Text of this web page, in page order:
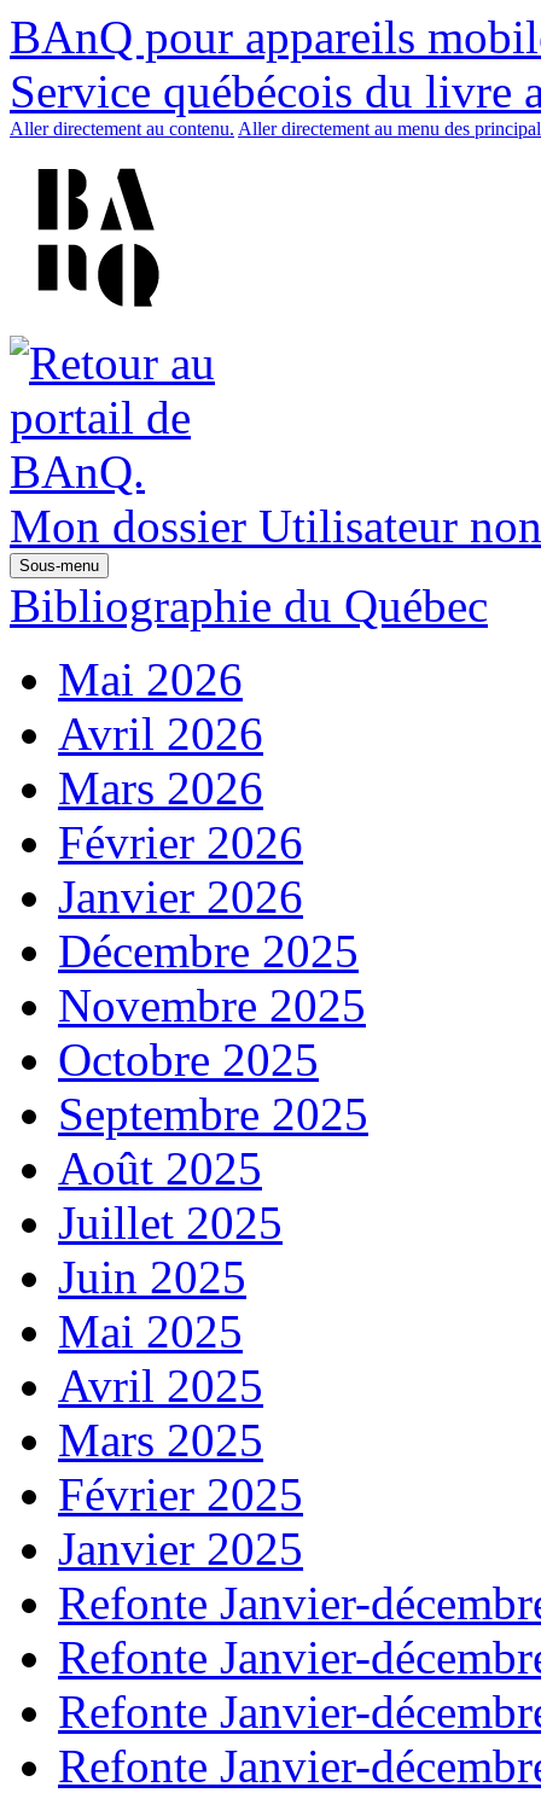
BAnQ pour appareils
Service québécois du livre
Aller directement au contenu. Aller directement au menu des
Mon dossier Utilisateur
Sous-menu
Bibliographie du Québec
Mai 2026
Avril 2026
Mars 2026
Février 2026
Janvier 2026
Décembre 2025
Novembre 2025
Octobre 2025
Septembre 2025
Août 2025
Juillet 2025
Juin 2025
Mai 2025
Avril 2025
Mars 2025
Février 2025
Janvier 2025
Refonte Janvier-
Refonte Janvier-
Refonte Janvier-
Refonte Janvier-